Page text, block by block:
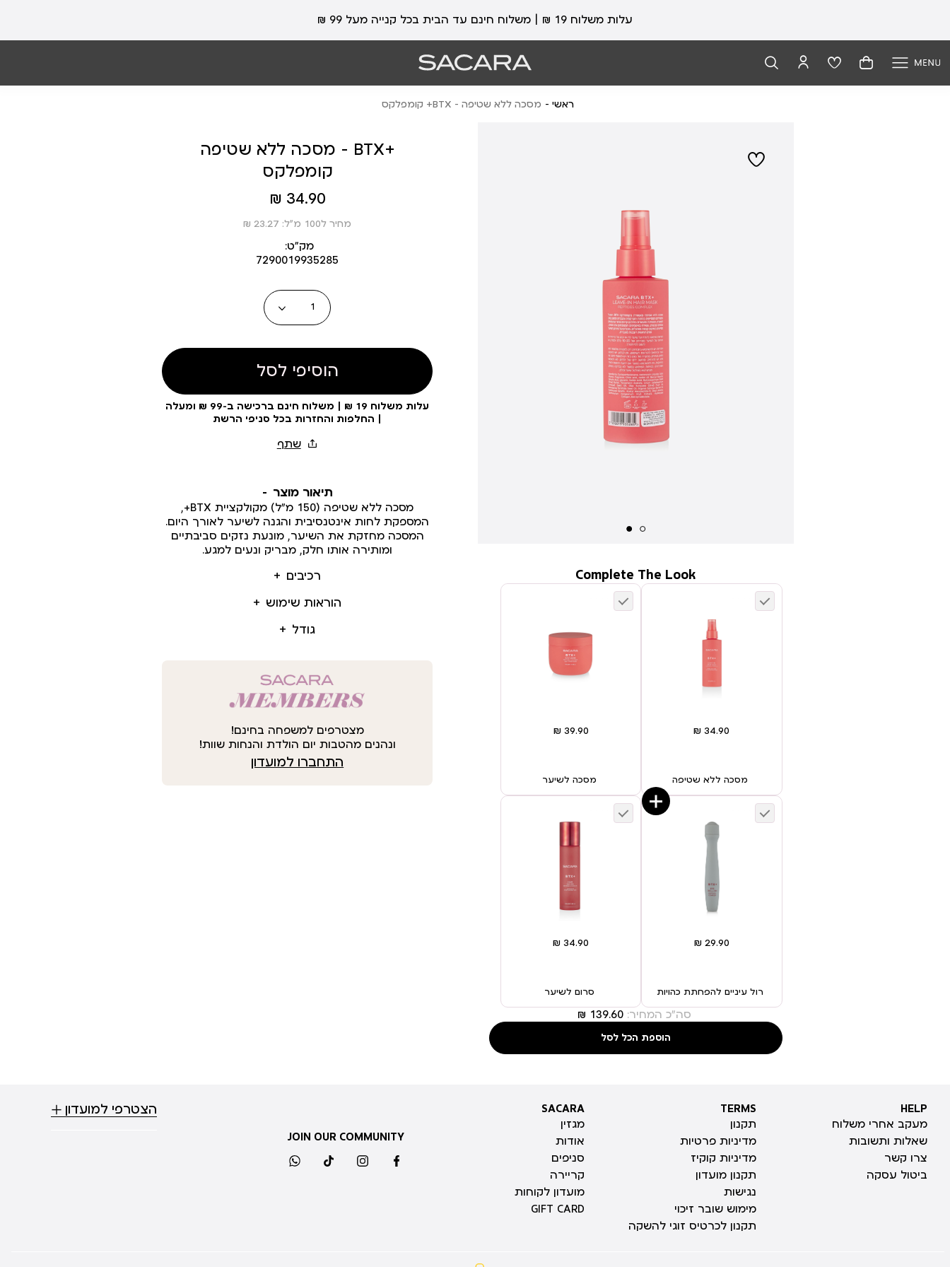
עלות משלוח 19 ₪ | משלוח חינם עד הבית בכל קנייה מעל 99 ₪
ראשי מסכה ללא שטיפה - BTX+ קומפלקס
מסכה ללא שטיפה - BTX+
קומפלקס
מחיר
מוצר
34.90 ₪
מחיר ל100 מ”ל: 23.27 ₪
מק״ט:
7290019935285
כמות
הוסיפי לסל
עלות משלוח 19 ₪ | משלוח חינם ברכישה ב-99 ₪ ומעלה
| החלפות והחזרות בכל סניפי הרשת
תיאור מוצר
רכיבים
הוראות שימוש
גודל
מסכה ללא שטיפה (150 מ”ל) מקולקציית BTX+,
המספקת לחות אינטנסיבית והגנה לשיער לאורך היום.
המסכה מחזקת את השיער, מונעת נזקים סביבתיים
ומותירה אותו חלק, מבריק ונעים למגע.
מצטרפים למשפחה בחינם!
ונהנים מהטבות יום הולדת והנחות שוות!
התחברו למועדון
מסכה ללא שטיפה מסכה לשיער
רול עיניים להפחתת כהויות סרום לשיער
Complete The Look
סה"כ המחיר:
הוספת הכל לסל
HELP
HELP
מעקב אחרי משלוח
שאלות ותשובות
צרו קשר
ביטול עסקה
TERMS
TERMS
תקנון
מדיניות פרטיות
מדיניות קוקיז
תקנון מועדון
נגישות
מימוש שובר זיכוי
תקנון לכרטיס זוגי להשקה
SACARA
SACARA
מגזין
אודות
סניפים
קריירה
מועדון לקוחות
GIFT CARD
JOIN OUR COMMUNITY
facebook
instagram
tiktok
whatsapp
הצטרפי למועדון